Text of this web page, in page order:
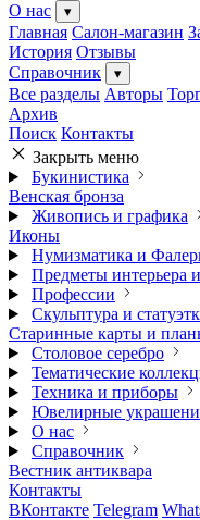
О нас
▾
Главная Салон-магазин
История Отзывы
Справочник
▾
Все разделы Авторы
Архив
Поиск Контакты
Закрыть меню
Букинистика
Венская бронза
Живопись и графика
Иконы
Нумизматика и
Предметы интерьера
Профессии
Скульптура и
Старинные карты и
Столовое серебро
Тематические
Техника и приборы
Ювелирные
О нас
Справочник
Вестник антиквара
Контакты
ВКонтакте Telegram